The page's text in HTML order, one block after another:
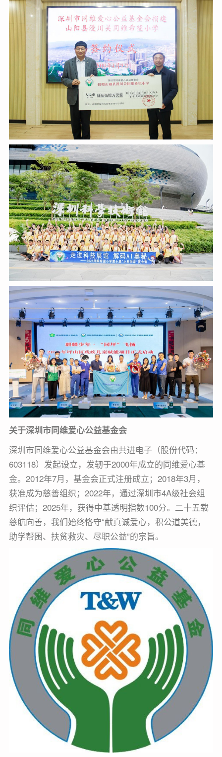
关于深圳市同维爱心公益基金会
深圳市同维爱心公益基金会由共进电子（股份代码：
603118）发起设立，发轫于2000年成立的同维爱心基
金。2012年7月，基金会正式注册成立；2018年3月，
获准成为慈善组织；2022年，通过深圳市4A级社会组
织评估；2025年，获得中基透明指数100分。二十五载
慈航向善，我们始终恪守“献真诚爱心，积公道美德，
助学帮困、扶贫救灾、尽职公益”的宗旨。